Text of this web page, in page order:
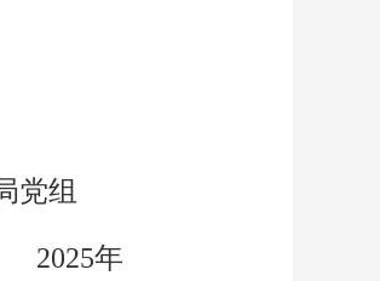
党组